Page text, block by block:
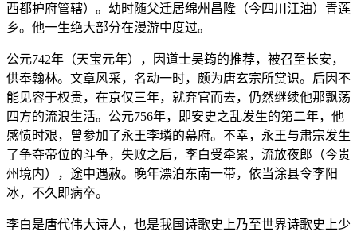
西都护府管辖）。幼时随父迁居绵州昌隆（今四川江油）青莲
乡。他一生绝大部分在漫游中度过。
公元742年（天宝元年），因道士吴筠的推荐，被召至长安，
供奉翰林。文章风采，名动一时，颇为唐玄宗所赏识。后因不
能见容于权贵，在京仅三年，就弃官而去，仍然继续他那飘荡
四方的流浪生活。公元756年，即安史之乱发生的第二年，他
感愤时艰，曾参加了永王李璘的幕府。不幸，永王与肃宗发生
了争夺帝位的斗争，失败之后，李白受牵累，流放夜郎（今贵
州境内），途中遇赦。晚年漂泊东南一带，依当涂县令李阳
冰，不久即病卒。
李白是唐代伟大诗人，也是我国诗歌史上乃至世界诗歌史上少